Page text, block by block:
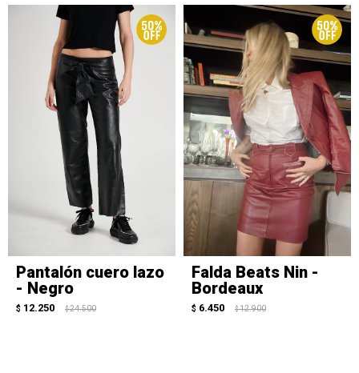
Pantalón cuero lazo
- Negro
$ 12.250 $ 24.500
Falda Beats Nin -
Bordeaux
$ 6.450 $ 12.900